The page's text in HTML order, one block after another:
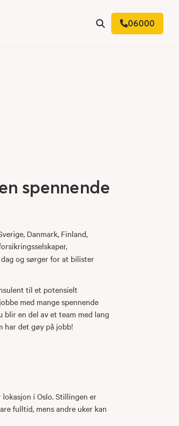
Søk
06000
spennende
Danmark, Finland,
og sørger for at bilister
til et potensielt
med mange spennende
en del av et team med lang
har det gøy på jobb!
i Oslo. Stillingen er
fulltid, mens andre uker kan